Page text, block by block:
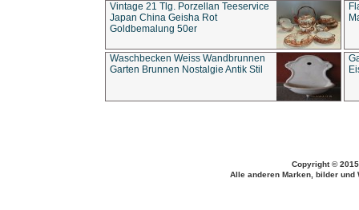
Vintage 21 Tlg. Porzellan Teeservice
Japan China Geisha Rot
Goldbemalung 50er
Waschbecken Weiss Wandbrunnen
Garten Brunnen Nostalgie Antik Stil
Copyright ©
Alle anderen Marken, bilder und